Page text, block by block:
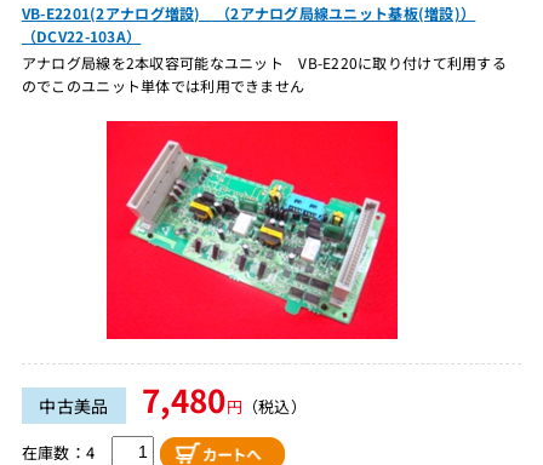
VB-E2201(2アナログ増設) （2アナログ局線ユニット基板(増設)）
（DCV22-103A）
アナログ局線を2本収容可能なユニット VB-E220に取り付けて利用する
のでこのユニット単体では利用できません
中古美品 7,480円 （税込）
在庫数：4